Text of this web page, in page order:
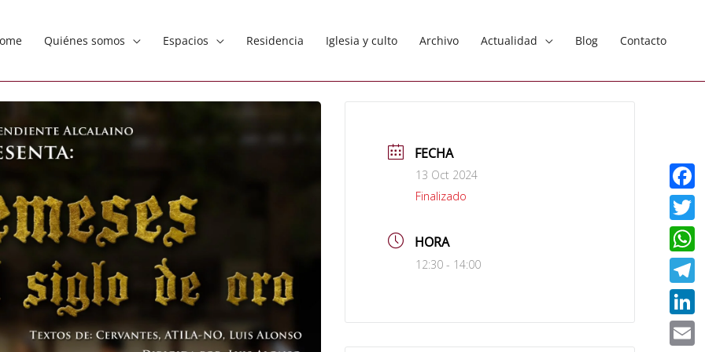
Quiénes somos Espacios Residencia Iglesia y culto Archivo Actualidad Blog Contacto
FECHA
13 Oct 2024
Finalizado
HORA
12:30 - 14:00